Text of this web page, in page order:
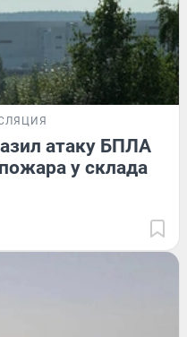
атаку БПЛА
у склада